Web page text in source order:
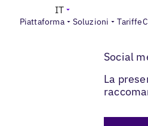
Piattaforma Soluzioni Tariffe
IT
Blogs>
Social
La